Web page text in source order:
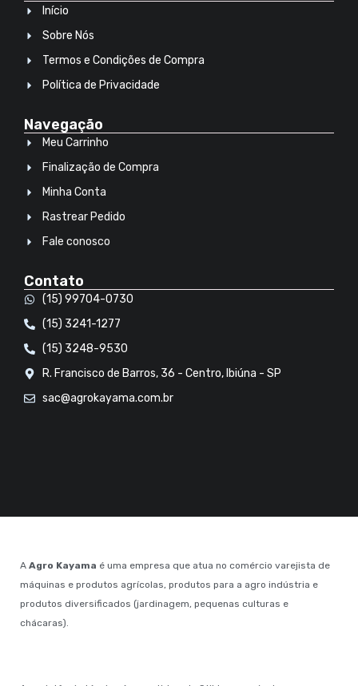
Início
Sobre Nós
Termos e Condições de Compra
Política de Privacidade
Navegação
Meu Carrinho
Finalização de Compra
Minha Conta
Rastrear Pedido
Fale conosco
Contato
(15) 99704-0730
(15) 3241-1277
(15) 3248-9530
R. Francisco de Barros, 36 - Centro, Ibiúna - SP
sac@agrokayama.com.br
A Agro Kayama é uma empresa que atua no comércio varejista de
máquinas e produtos agrícolas, produtos para a agro indústria e
produtos diversificados (jardinagem, pequenas culturas e
chácaras).